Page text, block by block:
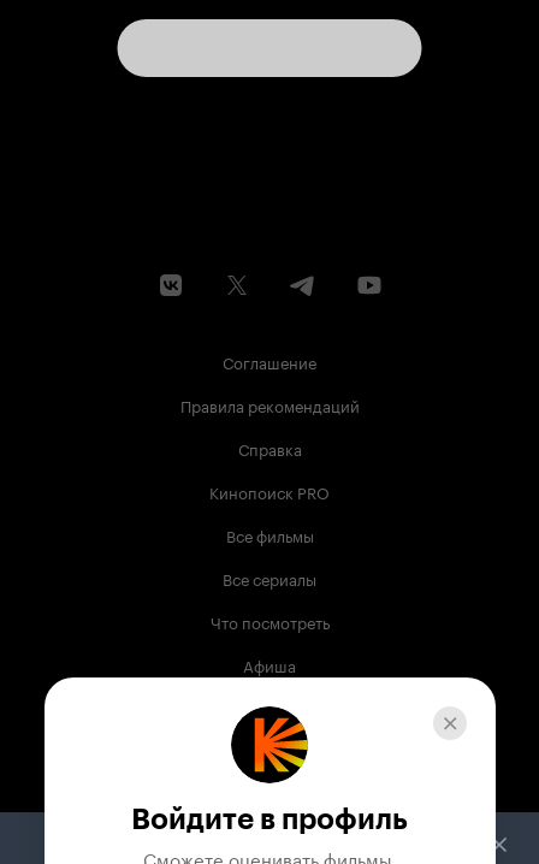
Соглашение
Правила рекомендаций
Справка
Кинопоиск PRO
Все фильмы
Все сериалы
Что посмотреть
Афиша
Музыка
Телепрограмма
Служба поддержки
Войдите в профиль
Сможете оценивать фильмы,